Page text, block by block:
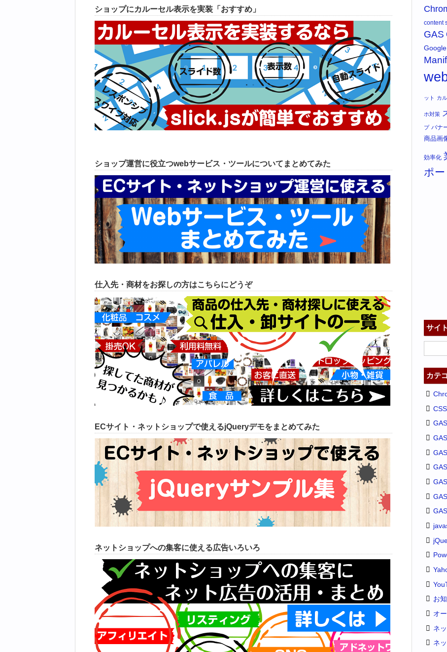
ショップにカルーセル表示を実装「おすすめ」
ショップ運営に役立つwebサービス・ツールについてまとめてみた
仕入先・商材をお探しの方はこちらにどうぞ
ECサイト・ネットショップで使えるjQueryデモをまとめてみた
ネットショップへの集客に使える広告いろいろ
content
GAS
ット カ
ホ対策
プ バナ
商品画
効率化
ポー
サイ
カテ
CSS
GAS
お
オ
ネ
ネ